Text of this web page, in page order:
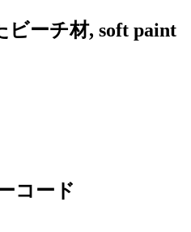
ーチ材, soft paint
コード